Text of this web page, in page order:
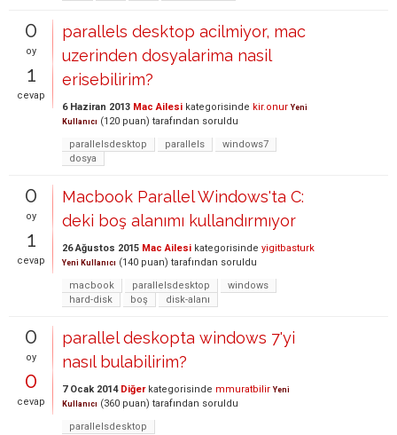
0
oy
1
cevap
parallels desktop acilmiyor, mac
uzerinden dosyalarima nasil
erisebilirim?
6 Haziran 2013 Mac Ailesi kategorisinde kir.onur Yeni
Kullanıcı (120 puan) tarafından soruldu
parallelsdesktop
parallels
windows7
dosya
0
oy
1
cevap
Macbook Parallel Windows'ta C:
deki boş alanımı kullandırmıyor
26 Ağustos 2015 Mac Ailesi kategorisinde yigitbasturk
Yeni Kullanıcı (140 puan) tarafından soruldu
macbook
parallelsdesktop
windows
hard-disk
boş disk-alanı
0
oy
0
cevap
parallel deskopta windows 7'yi
nasıl bulabilirim?
7 Ocak 2014 Diğerkategorisinde mmuratbilir Yeni
Kullanıcı (360 puan) tarafından soruldu
parallelsdesktop